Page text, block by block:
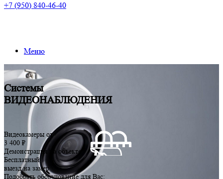
+7 (950) 840-46-40
Меню
Системы
ВИДЕОНАБЛЮДЕНИЯ
Видеокамеры от
3 400 ₽
Демонстрация на объекте
Бесплатный
выезд на замер
Подобрать оборудование для Вас: